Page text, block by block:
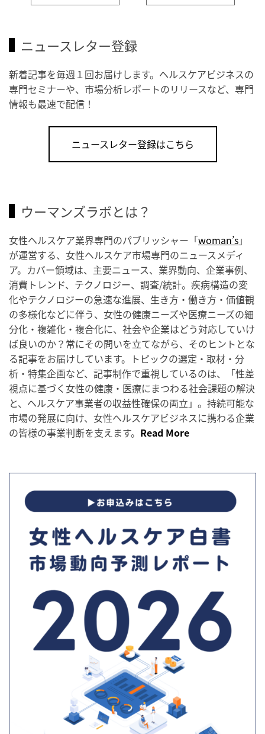
ニュースレター登録
新着記事を毎週１回お届けします。ヘルスケアビジネスの
専門セミナーや、市場分析レポートのリリースなど、専門
情報も最速で配信！
ニュースレター登録はこちら
ウーマンズラボとは？
女性ヘルスケア業界専門のパブリッシャー「woman’s」
が運営する、女性ヘルスケア市場専門のニュースメディ
ア。カバー領域は、主要ニュース、業界動向、企業事例、
消費トレンド、テクノロジー、調査/統計。疾病構造の変
化やテクノロジーの急速な進展、生き方・働き方・価値観
の多様化などに伴う、女性の健康ニーズや医療ニーズの細
分化・複雑化・複合化に、社会や企業はどう対応していけ
ば良いのか？常にその問いを立てながら、そのヒントとな
る記事をお届けしています。トピックの選定・取材・分
析・特集企画など、記事制作で重視しているのは、「性差
視点に基づく女性の健康・医療にまつわる社会課題の解決
と、ヘルスケア事業者の収益性確保の両立」。持続可能な
市場の発展に向け、女性ヘルスケアビジネスに携わる企業
の皆様の事業判断を支えます。 Read More